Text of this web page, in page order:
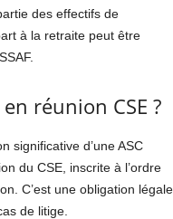
des effectifs de
à la retraite peut être
réunion CSE ?
significative d’une ASC
du CSE, inscrite à l’ordre
C’est une obligation légale
de litige.